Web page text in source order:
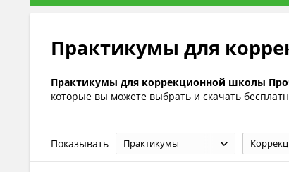
Практикумы для
Практикумы для коррекционной школы
которые вы можете выбрать и скачать
Показывать Практикумы